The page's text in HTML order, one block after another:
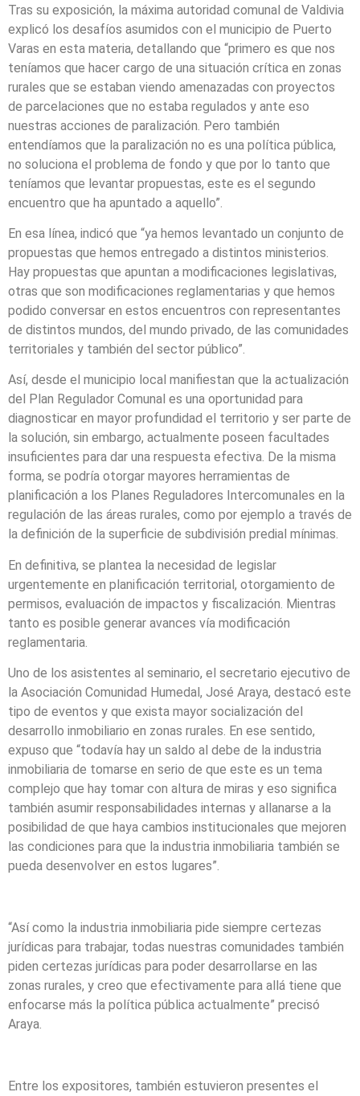
Tras su exposición, la máxima autoridad comunal de Valdivia
explicó los desafíos asumidos con el municipio de Puerto
Varas en esta materia, detallando que “primero es que nos
teníamos que hacer cargo de una situación crítica en zonas
rurales que se estaban viendo amenazadas con proyectos
de parcelaciones que no estaba regulados y ante eso
nuestras acciones de paralización. Pero también
entendíamos que la paralización no es una política pública,
no soluciona el problema de fondo y que por lo tanto que
teníamos que levantar propuestas, este es el segundo
encuentro que ha apuntado a aquello”.
En esa línea, indicó que “ya hemos levantado un conjunto de
propuestas que hemos entregado a distintos ministerios.
Hay propuestas que apuntan a modificaciones legislativas,
otras que son modificaciones reglamentarias y que hemos
podido conversar en estos encuentros con representantes
de distintos mundos, del mundo privado, de las comunidades
territoriales y también del sector público”.
Así, desde el municipio local manifiestan que la actualización
del Plan Regulador Comunal es una oportunidad para
diagnosticar en mayor profundidad el territorio y ser parte de
la solución, sin embargo, actualmente poseen facultades
insuficientes para dar una respuesta efectiva. De la misma
forma, se podría otorgar mayores herramientas de
planificación a los Planes Reguladores Intercomunales en la
regulación de las áreas rurales, como por ejemplo a través de
la definición de la superficie de subdivisión predial mínimas.
En definitiva, se plantea la necesidad de legislar
urgentemente en planificación territorial, otorgamiento de
permisos, evaluación de impactos y fiscalización. Mientras
tanto es posible generar avances vía modificación
reglamentaria.
Uno de los asistentes al seminario, el secretario ejecutivo de
la Asociación Comunidad Humedal, José Araya, destacó este
tipo de eventos y que exista mayor socialización del
desarrollo inmobiliario en zonas rurales. En ese sentido,
expuso que “todavía hay un saldo al debe de la industria
inmobiliaria de tomarse en serio de que este es un tema
complejo que hay tomar con altura de miras y eso significa
también asumir responsabilidades internas y allanarse a la
posibilidad de que haya cambios institucionales que mejoren
las condiciones para que la industria inmobiliaria también se
pueda desenvolver en estos lugares”.
“Así como la industria inmobiliaria pide siempre certezas
jurídicas para trabajar, todas nuestras comunidades también
piden certezas jurídicas para poder desarrollarse en las
zonas rurales, y creo que efectivamente para allá tiene que
enfocarse más la política pública actualmente” precisó
Araya.
Entre los expositores, también estuvieron presentes el